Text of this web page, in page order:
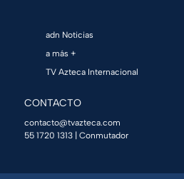
adn Noticias
a más +
TV Azteca Internacional
CONTACTO
contacto@tvazteca.com
55 1720 1313 | Conmutador